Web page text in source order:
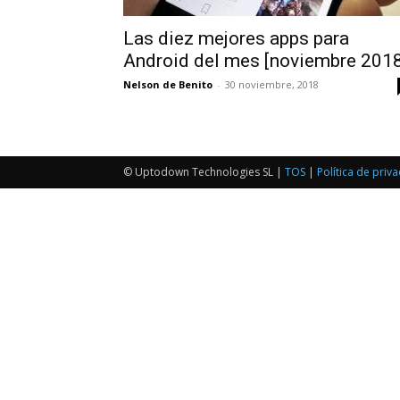
Las diez mejores apps para
Android del mes [noviembre
Nelson de Benito - 30 noviembre, 2018
© Uptodown Technologies SL | TOS | Política de